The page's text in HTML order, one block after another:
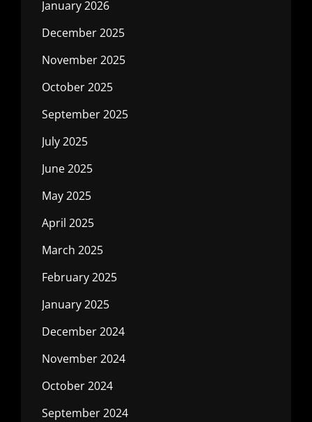
January 2026
December 2025
November 2025
October 2025
September 2025
July 2025
June 2025
May 2025
April 2025
March 2025
February 2025
January 2025
December 2024
November 2024
October 2024
September 2024